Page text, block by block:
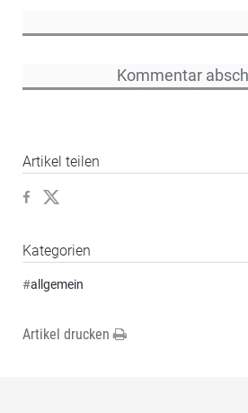
Artikel teilen
Kategorien
#allgemein
Artikel drucken